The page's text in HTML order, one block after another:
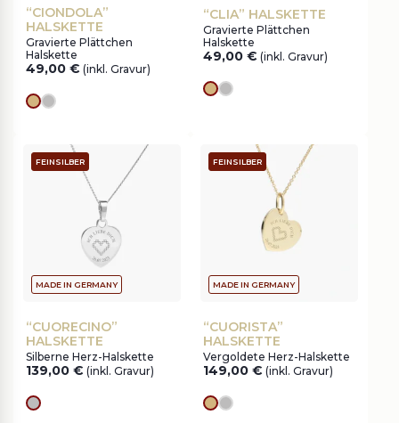
“CIONDOLA”
HALSKETTE
Gravierte Plättchen
Halskette
49,00 € (inkl. Gravur)
Goldes
silver
“CLIA” HALSKETTE
Gravierte Plättchen
Halskette
49,00 € (inkl. Gravur)
Goldes
silver
FEINSILBER
MADE IN GERMANY
“CUORECINO”
HALSKETTE
Silberne Herz-Halskette
139,00 € (inkl. Gravur)
silver
FEINSILBER
MADE IN GERMANY
“CUORISTA”
HALSKETTE
Vergoldete Herz-Halskette
149,00 € (inkl. Gravur)
Goldes
silver